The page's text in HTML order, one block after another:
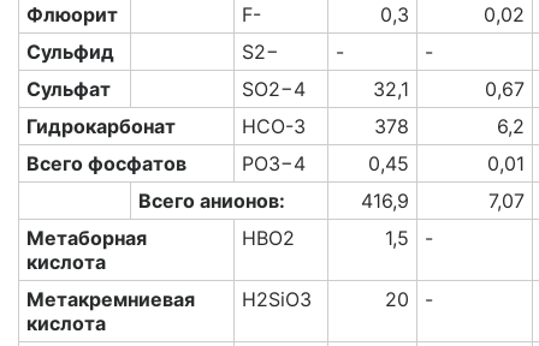
Флюорит
F- 0,3
0,02
Сульфид
S2− -
-
Сульфат
SO2−4 32,1
0,67
Гидрокарбонат
HCO-3 378
6,2
Всего фосфатов
PO3−4 0,45
0,01
Всего анионов:
416,9
7,07
Метаборная
кислота
HBO2 1,5 -
Метакремниевая
кислота
H2SiO3 20 -